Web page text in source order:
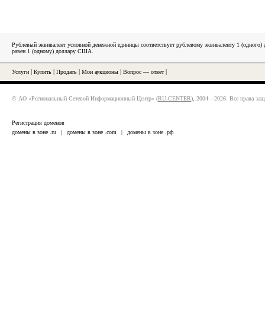
Рублевый эквивалент условной денежной единицы соответствует рублевому эквиваленту 1
равен 1 (одному) доллару США.
Услуги Купить Продать Мои аукционы Вопрос — ответ|
© АО «Региональный Сетевой Информационный Центр» (RU-CENTER), 2004—2026. Все права
Регистрация доменов
домены в зоне .ru
| домены в зоне .com | домены в зоне .рф